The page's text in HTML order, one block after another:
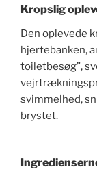
Kropslig
Den oplevede
hjertebanken,
toiletbesøg”,
svimmelhed,
brystet.